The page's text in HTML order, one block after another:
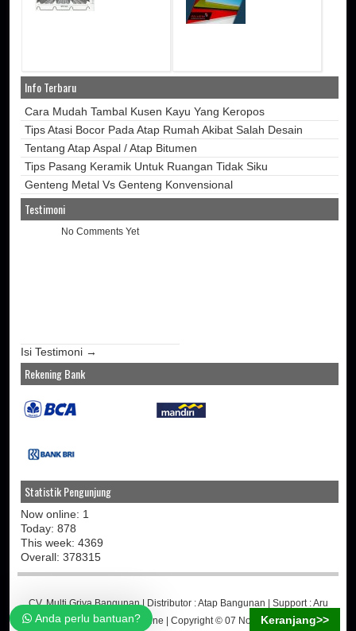
Anda perlu bantuan?
Info Terbaru
Cara Mudah Tambal Kusen Kayu Yang Keropos
Tips Atasi Bocor Pada Atap Rumah Akibat Salah Desain
Tentang Atap Aspal / Atap Bitumen
Tips Pasang Keramik Untuk Ruangan Tidak Siku
Genteng Metal Vs Genteng Konvensional
Testimoni
No Comments Yet
Isi Testimoni →
Rekening Bank
Statistik Pengunjung
Now online: 1
Today: 878
This week: 4369
Overall: 378315
CV. Multi Griya Bangunan| Distributor :Atap Bangunan | Support :Aru
Martino-Jasa Toko Online | Copyright © 07 November 2014
Keranjang>>